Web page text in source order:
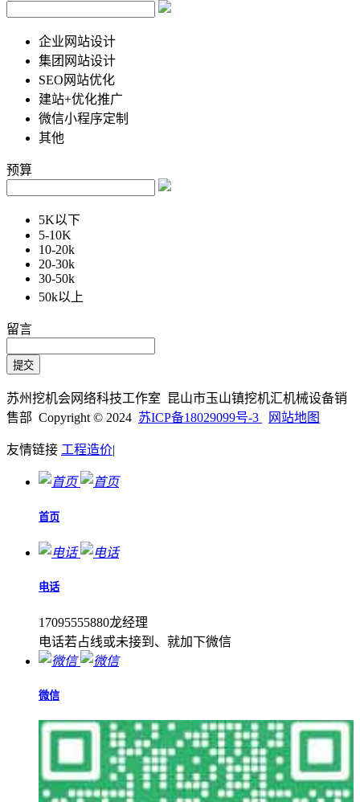
企业网站设计
集团网站设计
SEO网站优化
建站+优化推广
微信小程序定制
其他
预算
5K以下
5-10K
10-20k
20-30k
30-50k
50k以上
留言
苏州挖机会网络科技工作室 昆山市玉山镇挖机汇机械设备销
售部 Copyright © 2024 苏ICP备18029099号-3 网站地图
友情链接 工程造价|
首页
电话
17095555880龙经理
电话若占线或未接到、就加下微信
微信